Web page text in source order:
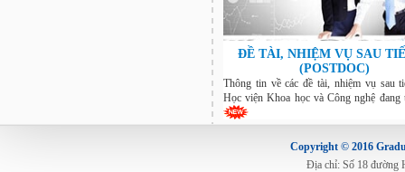
ĐỀ TÀI, NHIỆM VỤ SAU
(POSTDOC)
Thông tin về các đề tài, nhiệm vụ sau
Học viện Khoa học và Công nghệ đang
Copyright © 2016
Địa chỉ: Số 18 đường